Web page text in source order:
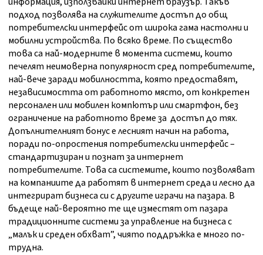
подход позволява на служителите достъп до общ
потребителски интерфейс от широка гама настолни и
мобилни устройства. По всяко време. По същество
това са най-модерните в момента системи, които
печелят неимоверна популярност сред потребителите,
най-вече заради мобилността, която предоставят,
независимостта от работното място, от конкретен
персонален или мобилен компютър или смартфон, без
ограничение на работното време за достъп до тях.
Допълнителният бонус е лесният начин на работа,
поради по-опростения потребителски интерфейс –
стандартизиран и познат за интернет
потребителите. Това са системите, които позволяват
на компаниите да работят в интернет среда и лесно да
интегрират бизнеса си с другите играчи на пазара. В
бъдеще най-вероятно те ще изместят от пазара
традиционните системи за управление на бизнеса с
„малък и среден обхват”, чиято поддръжка е много по-
трудна.